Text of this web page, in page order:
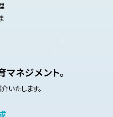
ネジメント。
たします。